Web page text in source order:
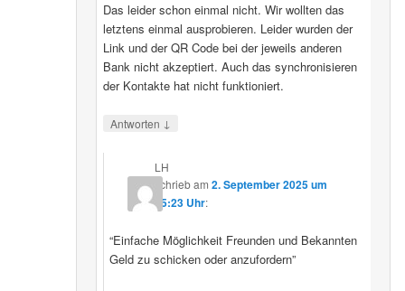
Das leider schon einmal nicht. Wir wollten das
letztens einmal ausprobieren. Leider wurden der
Link und der QR Code bei der jeweils anderen
Bank nicht akzeptiert. Auch das synchronisieren
der Kontakte hat nicht funktioniert.
Antworten ↓
LH
schriebam2. September 2025 um
15:23 Uhr:
“Einfache Möglichkeit Freunden und Bekannten
Geld zu schicken oder anzufordern”